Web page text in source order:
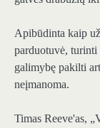
Apibūdinta kaip
parduotuvė, turinti
galimybę pakilti
neįmanoma.
Timas Reeve'as,